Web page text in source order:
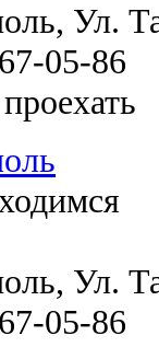
, Ул.
05-86
, Ул.
05-86